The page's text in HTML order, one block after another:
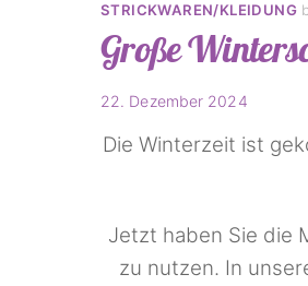
STRICKWAREN/KLEIDUNG
Große
22. Dezember 2024
Die Winterzeit ist
Jetzt haben Sie die
zu nutzen. In